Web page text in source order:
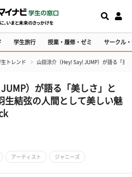
学生旅行 授業・履修・ゼミ サークル
生トレンド 山田涼介（Hey! Say! JUMP）が語る「美
）が語る「美しさ」と
生結弦の人間として美しい魅
アーティスト ジャニーズ